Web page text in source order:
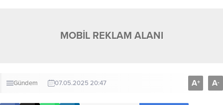
MOBİL REKLAM ALANI
Gündem 07.05.2025 20:47 A+ A-